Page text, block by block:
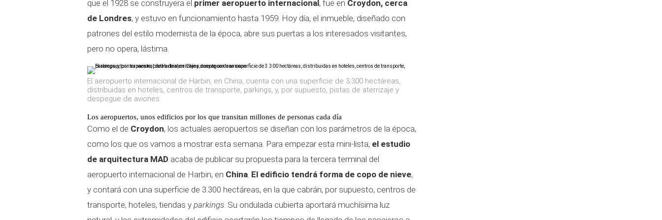
que el 1928 se construyera el primer aeropuerto internacional , fue en Croydon, cerca
de Londres, y estuvo en funcionamiento hasta 1959. Hoy día, el inmueble, diseñado con
patrones del estilo modernista de la época, abre sus puertas a los interesados visitantes,
pero no opera, lástima.
El aeropuerto internacional de Harbin, en China, cuenta con una superficie de 3.300 hectáreas,
distribuidas en hoteles, centros de transporte, parkings, y, por supuesto, pistas de aterrizaje y
despegue de aviones
Los aeropuertos, unos edificios por los que transitan millones de personas cada día
Como el de Croydon, los actuales aeropuertos se diseñan con los parámetros de la época,
como los que os vamos a mostrar esta semana. Para empezar esta mini-lista, el estudio
de arquitectura MAD acaba de publicar su propuesta para la tercera terminal del
aeropuerto internacional de Harbin, en China. El edificio tendrá forma de copo de nieve,
y contará con una superficie de 3.300 hectáreas, en la que cabrán, por supuesto, centros de
transporte, hoteles, tiendas y parkings. Su ondulada cubierta aportará muchísima luz